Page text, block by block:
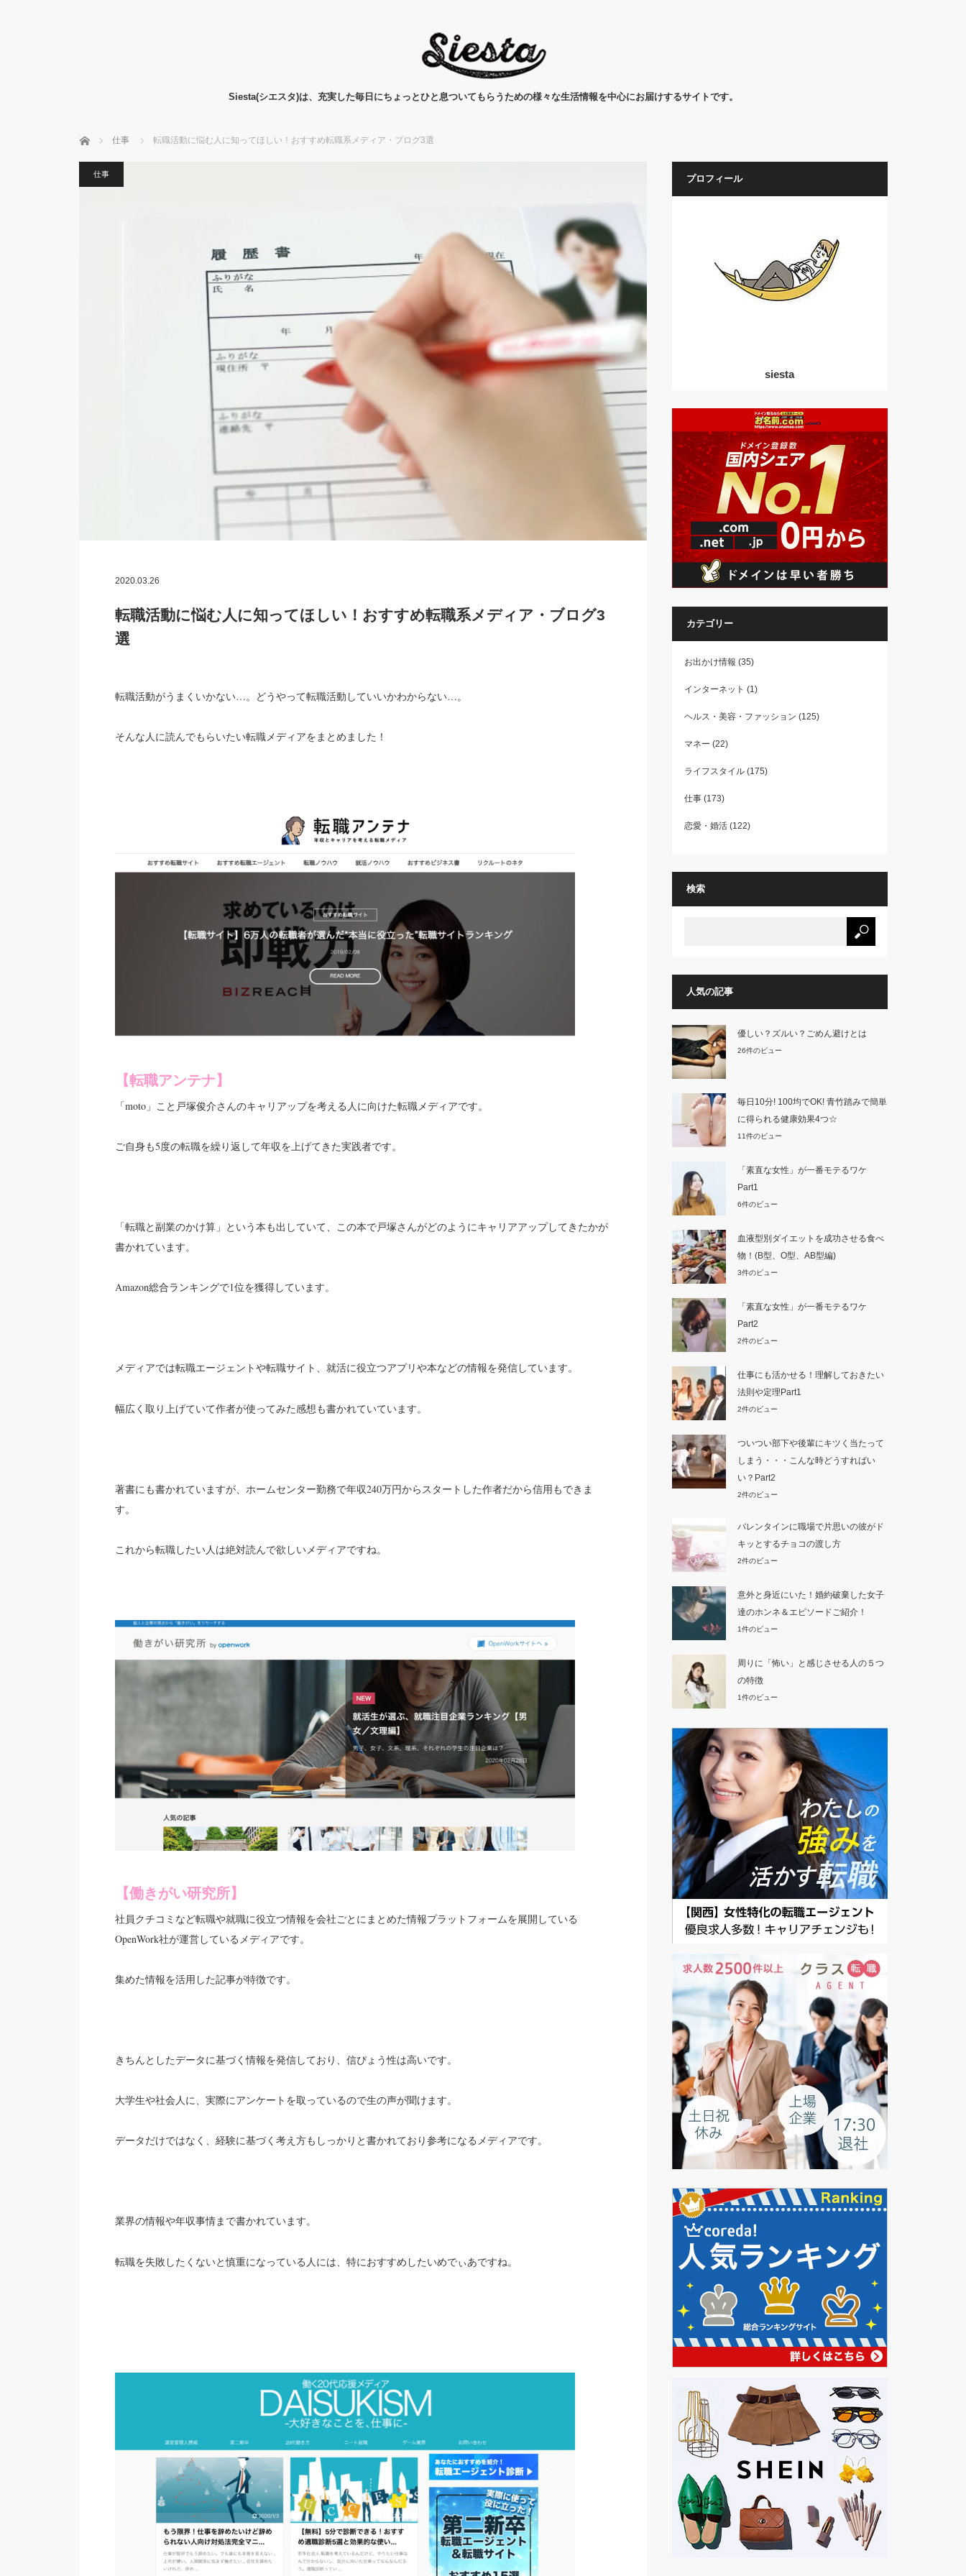
Siesta(シエスタ)は、充実した毎日にちょっとひと息ついてもらうための様々な生活情報を中心にお届けするサイトです。
ホーム 仕事 転職活動に悩む人に知ってほしい！おすすめ転職系メディア・ブログ3選
仕事
2020.03.26
転職活動に悩む人に知ってほしい！おすすめ転職系メディア・ブログ3
選
転職活動がうまくいかない…。どうやって転職活動していいかわからない…。
そんな人に読んでもらいたい転職メディアをまとめました！
【転職アンテナ】
「moto」こと戸塚俊介さんのキャリアップを考える人に向けた転職メディアです。
ご自身も5度の転職を繰り返して年収を上げてきた実践者です。
「転職と副業のかけ算」という本も出していて、この本で戸塚さんがどのようにキャリアアップしてきたかが
書かれています。
Amazon総合ランキングで1位を獲得しています。
メディアでは転職エージェントや転職サイト、 就活に役立つアプリや本などの情報を発信しています。
幅広く取り上げていて作者が使ってみた感想も書かれていています。
著書にも書かれていますが、ホームセンター勤務で年収240万円からスタートした作者だから信用もできま
す。
これから転職したい人は絶対読んで欲しいメディアですね。
【働きがい研究所】
社員クチコミなど転職や就職に役立つ情報を会社ごとにまとめた情報プラットフォームを展開している
OpenWork社が運営しているメディアです。
集めた情報を活用した記事が特徴です。
きちんとしたデータに基づく情報を発信しており、信ぴょう性は高いです。
大学生や社会人に、実際にアンケートを取っているので生の声が聞けます。
データだけではなく、経験に基づく考え方もしっかりと書かれており参考になるメディアです。
業界の情報や年収事情まで書かれています。
転職を失敗したくないと慎重になっている人には、特におすすめしたいめでぃあですね。
プロフィール
siesta
カテゴリー
お出かけ情報 (35)
インターネット (1)
ヘルス・美容・ファッション (125)
マネー (22)
ライフスタイル(175)
仕事(173)
恋愛・婚活(122)
検索
人気の記事
優しい？ズルい？ごめん避けとは
26件のビュー
毎日10分! 100均でOK! 青竹踏みで簡単
に得られる健康効果4つ☆
11件のビュー
「素直な女性」が一番モテるワケ
Part1
6件のビュー
血液型別ダイエットを成功させる食べ
物！(B型、O型、AB型編)
3件のビュー
「素直な女性」が一番モテるワケ
Part2
2件のビュー
仕事にも活かせる！理解しておきたい
法則や定理Part1
2件のビュー
ついつい部下や後輩にキツく当たって
しまう・・・こんな時どうすればい
い？Part2
2件のビュー
バレンタインに職場で片思いの彼がド
キッとするチョコの渡し方
2件のビュー
意外と身近にいた！婚約破棄した女子
達のホンネ＆エピソードご紹介！
1件のビュー
周りに「怖い」と感じさせる人の５つ
の特徴
1件のビュー